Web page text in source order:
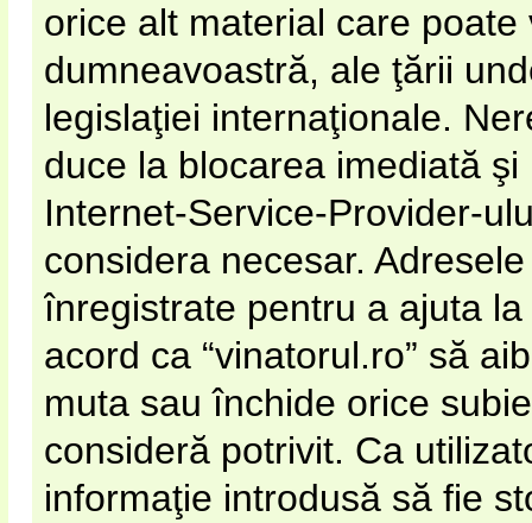
orice alt material care
dumneavoastră, ale ţării
legislaţiei internaţionale.
duce la blocarea imediată
Internet-Service-Provider-
considera necesar.
înregistrate pentru a ajuta
acord ca “vinatorul.ro” să
muta sau închide orice
consideră potrivit. Ca
informaţie introdusă să fie